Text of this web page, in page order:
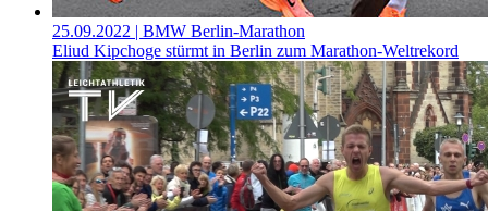
25.09.2022 | BMW Berlin-Marathon
Eliud Kipchoge stürmt in Berlin zum Marathon-Weltrekord